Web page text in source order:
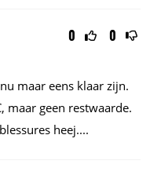
0 0
maar eens klaar zijn.
maar geen restwaarde.
heej....